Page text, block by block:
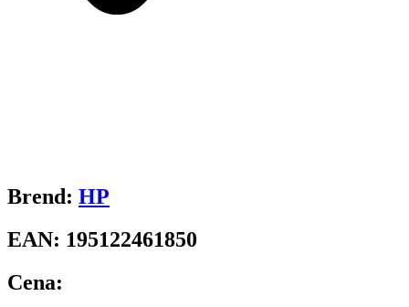
Brend: HP
EAN: 195122461850
Cena: